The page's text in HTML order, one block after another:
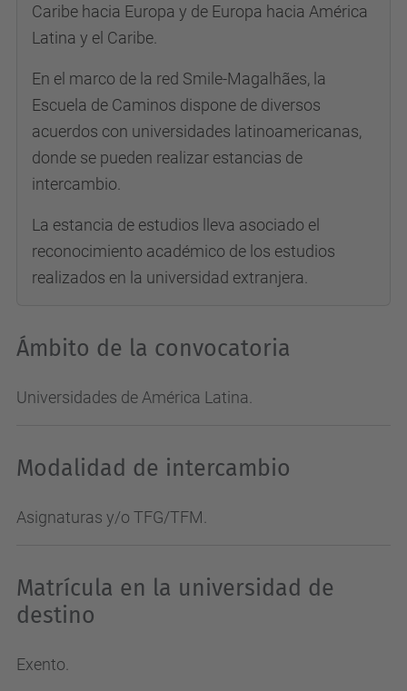
Caribe hacia Europa y de Europa hacia América
Latina y el Caribe.
En el marco de la red Smile-Magalhães, la
Escuela de Caminos dispone de diversos
acuerdos con universidades latinoamericanas,
donde se pueden realizar estancias de
intercambio.
La estancia de estudios lleva asociado el
reconocimiento académico de los estudios
realizados en la universidad extranjera.
Ámbito de la convocatoria
Universidades de América Latina.
Modalidad de intercambio
Asignaturas y/o TFG/TFM.
Matrícula en la universidad de
destino
Exento.